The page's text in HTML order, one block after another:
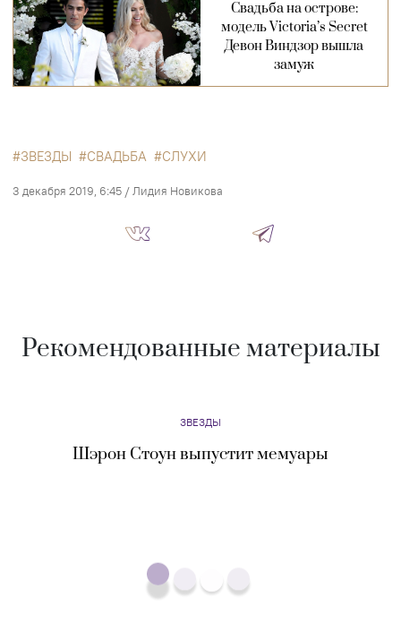
Свадьба на острове:
модель Victoria’s Secret
Девон Виндзор вышла
замуж
ЗВЕЗДЫ СВАДЬБА СЛУХИ
3 декабря 2019, 6:45 / Лидия Новикова
Рекомендованные материалы